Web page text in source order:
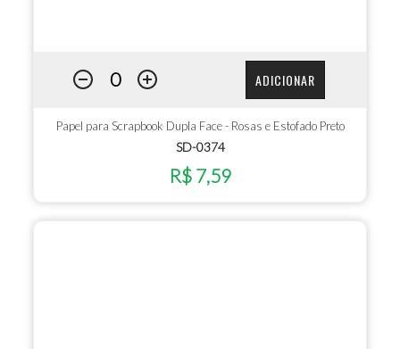
ADICIONAR
Papel para Scrapbook Dupla Face - Rosas e Estofado Preto
SD-0374
R$ 7,59